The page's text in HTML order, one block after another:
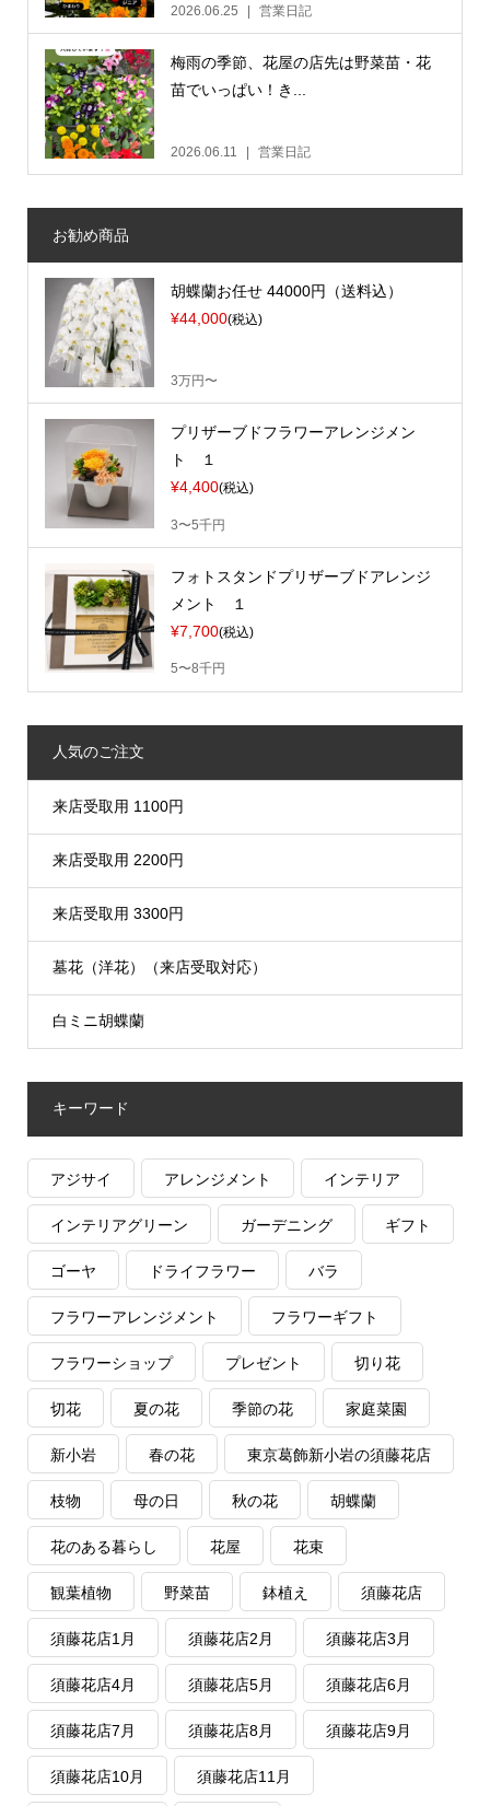
2026.06.25 営業日記
梅雨の季節、花屋の店先は野菜苗・花
苗でいっぱい！き...
2026.06.11 営業日記
お勧め商品
胡蝶蘭お任せ 44000円（送料込）
¥44,000(税込)
3万円〜
プリザーブドフラワーアレンジメン
ト １
¥4,400(税込)
3〜5千円
フォトスタンドプリザーブドアレンジ
メント １
¥7,700(税込)
5〜8千円
人気のご注文
来店受取用 1100円
来店受取用 2200円
来店受取用 3300円
墓花（洋花）（来店受取対応）
白ミニ胡蝶蘭
キーワード
アジサイ アレンジメント インテリア
インテリアグリーン ガーデニング ギフト
ゴーヤ ドライフラワー バラ
フラワーアレンジメント フラワーギフト
フラワーショップ プレゼント 切り花
切花 夏の花 季節の花 家庭菜園
新小岩 春の花 東京葛飾新小岩の須藤花店
枝物 母の日 秋の花 胡蝶蘭
花のある暮らし 花屋 花束
観葉植物 野菜苗 鉢植え 須藤花店
須藤花店1月 須藤花店2月 須藤花店3月
須藤花店4月 須藤花店5月 須藤花店6月
須藤花店7月 須藤花店8月 須藤花店9月
須藤花店10月 須藤花店11月